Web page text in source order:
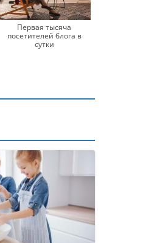
Первая тысяча
посетителей блога в
сутки